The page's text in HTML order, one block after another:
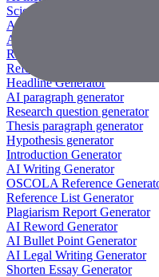
Scientific Paper Summarizer
AI case study generator
AI Research Paper Generator
Research Title Generator
Reference Generator
Headline Generator
AI paragraph generator
Research question generator
Thesis paragraph generator
Hypothesis generator
Introduction Generator
AI Writing Generator
OSCOLA Reference
Reference List Generator
Plagiarism Report Generator
AI Reword Generator
AI Bullet Point Generator
AI Legal Writing Generator
Shorten Essay Generator